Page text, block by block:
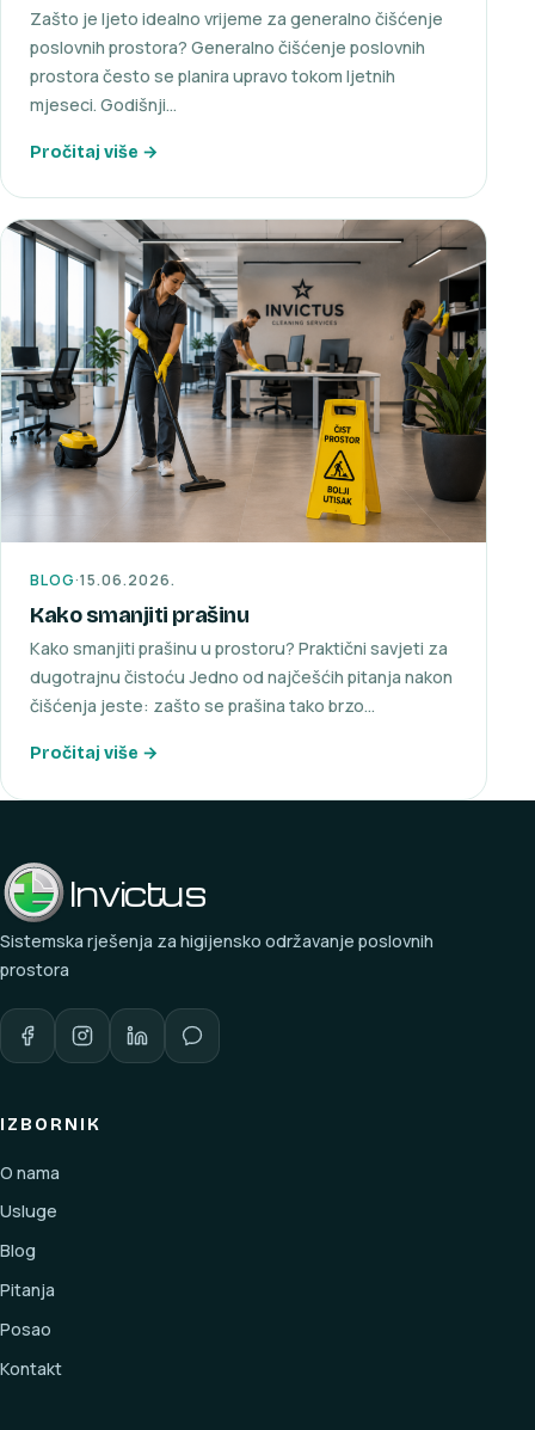
Zašto je ljeto idealno vrijeme za generalno čišćenje
poslovnih prostora? Generalno čišćenje poslovnih
prostora često se planira upravo tokom ljetnih
mjeseci. Godišnji…
Pročitaj više →
BLOG·15.06.2026.
Kako smanjiti prašinu
Kako smanjiti prašinu u prostoru? Praktični savjeti za
dugotrajnu čistoću Jedno od najčešćih pitanja nakon
čišćenja jeste: zašto se prašina tako brzo…
Pročitaj više →
Invictus
Sistemska rješenja za higijensko održavanje poslovnih
prostora
IZBORNIK
O nama
Usluge
Blog
Pitanja
Posao
Kontakt